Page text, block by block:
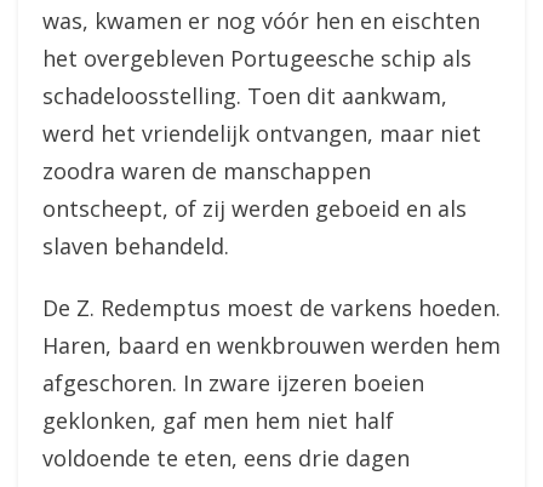
was, kwamen er nog vóór hen en eischten
het overgebleven Portugeesche schip als
schadeloosstelling. Toen dit aankwam,
werd het vriendelijk ontvangen, maar niet
zoodra waren de manschappen
ontscheept, of zij werden geboeid en als
slaven behandeld.
De Z. Redemptus moest de varkens hoeden.
Haren, baard en wenkbrouwen werden hem
afgeschoren. In zware ijzeren boeien
geklonken, gaf men hem niet half
voldoende te eten, eens drie dagen